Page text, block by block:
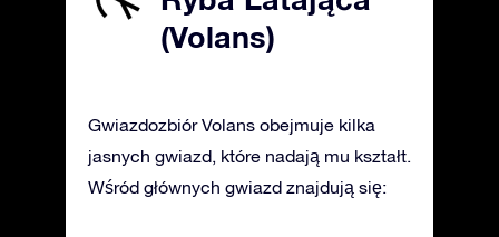
(Volans)
Gwiazdozbiór Volans obejmuje kilka
jasnych gwiazd, które nadają mu kształt.
Wśród głównych gwiazd znajdują się: